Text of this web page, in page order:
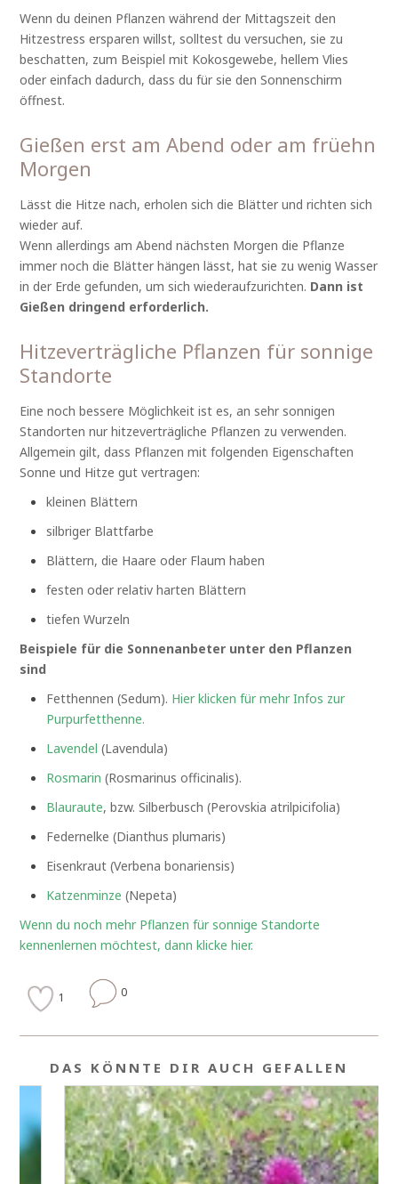
Wenn du deinen Pflanzen während der Mittagszeit den
Hitzestress ersparen willst, solltest du versuchen, sie zu
beschatten, zum Beispiel mit Kokosgewebe, hellem Vlies
oder einfach dadurch, dass du für sie den Sonnenschirm
öffnest.
Gießen erst am Abend oder am früehn
Morgen
Lässt die Hitze nach, erholen sich die Blätter und richten sich
wieder auf.
Wenn allerdings am Abend nächsten Morgen die Pflanze
immer noch die Blätter hängen lässt, hat sie zu wenig Wasser
in der Erde gefunden, um sich wiederaufzurichten. Dann ist
Gießen dringend erforderlich.
Hitzeverträgliche Pflanzen für sonnige
Standorte
Eine noch bessere Möglichkeit ist es, an sehr sonnigen
Standorten nur hitzeverträgliche Pflanzen zu verwenden.
Allgemein gilt, dass Pflanzen mit folgenden Eigenschaften
Sonne und Hitze gut vertragen:
kleinen Blättern
silbriger Blattfarbe
Blättern, die Haare oder Flaum haben
festen oder relativ harten Blättern
tiefen Wurzeln
Beispiele für die Sonnenanbeter unter den Pflanzen
sind
Fetthennen (Sedum). Hier klicken für mehr Infos zur
Purpurfetthenne.
Lavendel (Lavendula)
Rosmarin (Rosmarinus officinalis).
Blauraute, bzw. Silberbusch (Perovskia atrilpicifolia)
Federnelke (Dianthus plumaris)
Eisenkraut (Verbena bonariensis)
Katzenminze (Nepeta)
Wenn du noch mehr Pflanzen für sonnige Standorte
kennenlernen möchtest, dann klicke hier.
1 0
DAS KÖNNTE DIR AUCH GEFALLEN